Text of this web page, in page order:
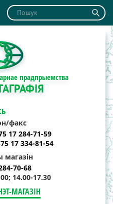
прадпрыемства
факс
17 284-71-59
17 334-81-54
магазін
70-68
14.00-17.30
МАГАЗІН